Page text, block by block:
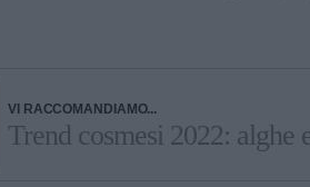
VI RACCOMANDIAMO...
Trend cosmesi 2022: alghe